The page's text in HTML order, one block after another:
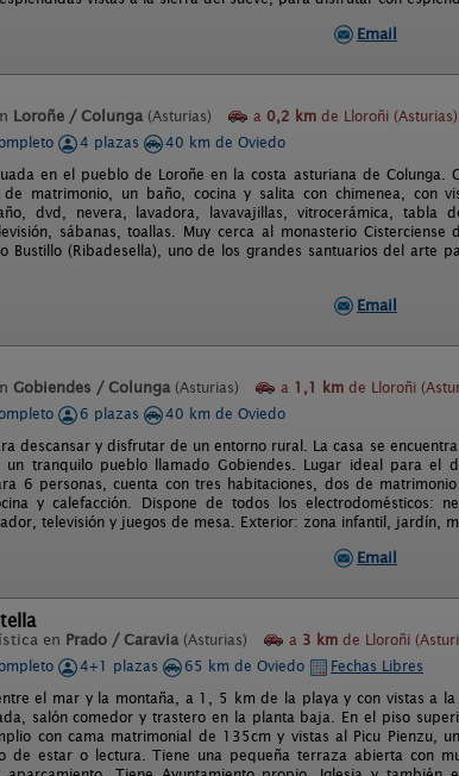
Email
Loroñe / Colunga (Asturias) a 0,2 km de Lloroñi (Asturias)
4 plazas
40 km de Oviedo
en el pueblo de Loroñe en la costa asturiana de Colunga.
matrimonio, un baño, cocina y salita con chimenea, con
dvd, nevera, lavadora, lavavajillas, vitrocerámica, tabla
sábanas, toallas. Muy cerca al monasterio
Bustillo (Ribadesella), uno de los grandes santuarios del arte
Email
Gobiendes / Colunga (Asturias) a 1,1 km de Lloroñi
6 plazas
40 km de Oviedo
descansar y disfrutar de un entorno rural. La casa se
un tranquilo pueblo llamado Gobiendes. Lugar ideal para el
6 personas, cuenta con tres habitaciones, dos de
y calefacción. Dispone de todos los electrodomésticos:
televisión y juegos de mesa. Exterior: zona infantil, jardín,
Email
en Prado / Caravia (Asturias) a 3 km de Lloroñi
4+1 plazas 65 km de Oviedo
Fechas Libres
el mar y la montaña, a 1, 5 km de la playa y con vistas a la
salón comedor y trastero en la planta baja. En el piso
con cama matrimonial de 135cm y vistas al Picu Pienzu,
de estar o lectura. Tiene una pequeña terraza abierta con